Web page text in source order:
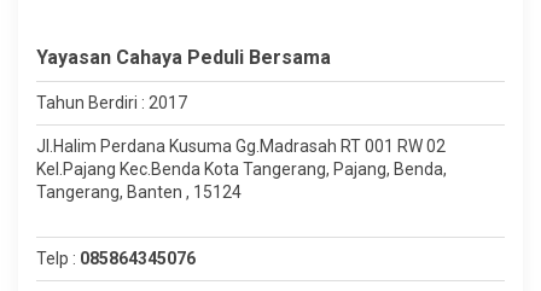
Yayasan Cahaya Peduli Bersama
Tahun Berdiri : 2017
Jl.Halim Perdana Kusuma Gg.Madrasah RT 001 RW 02
Kel.Pajang Kec.Benda Kota Tangerang, Pajang, Benda,
Tangerang, Banten , 15124
Telp : 085864345076